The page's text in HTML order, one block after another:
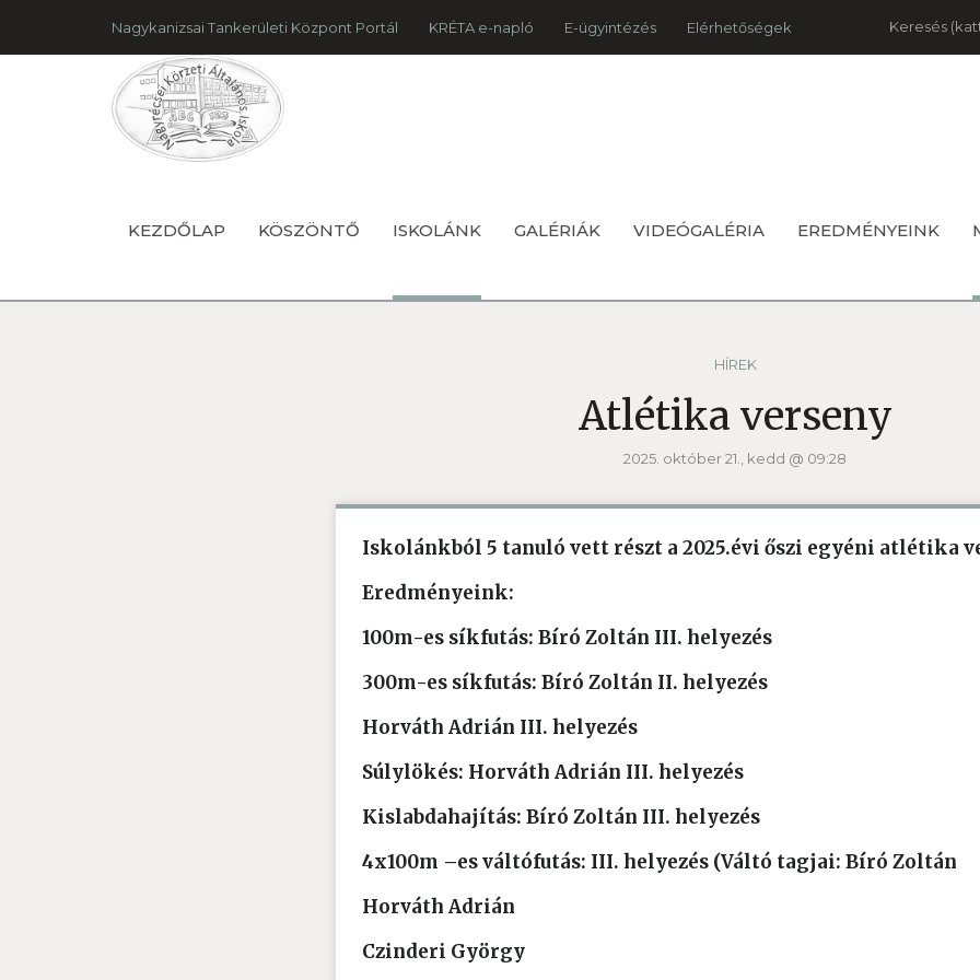
Nagykanizsai Tankerületi Központ Portál KRÉTA e-napló E-ügyintézés Elérhetőségek Keresés
KEZDŐLAP KÖSZÖNTŐ ISKOLÁNK GALÉRIÁK VIDEÓGALÉRIA EREDMÉNYEINK
HÍREK
Atlétika verseny
2025. október 21., kedd @ 09:28
Iskolánkból 5 tanuló vett részt a 2025.évi őszi egyéni atlétika
Eredményeink:
100m-es síkfutás: Bíró Zoltán III. helyezés
300m-es síkfutás: Bíró Zoltán II. helyezés
Horváth Adrián III. helyezés
Súlylökés: Horváth Adrián III. helyezés
Kislabdahajítás: Bíró Zoltán III. helyezés
4x100m –es váltófutás: III. helyezés (Váltó tagjai: Bíró Zoltán
Horváth Adrián
Czinderi György